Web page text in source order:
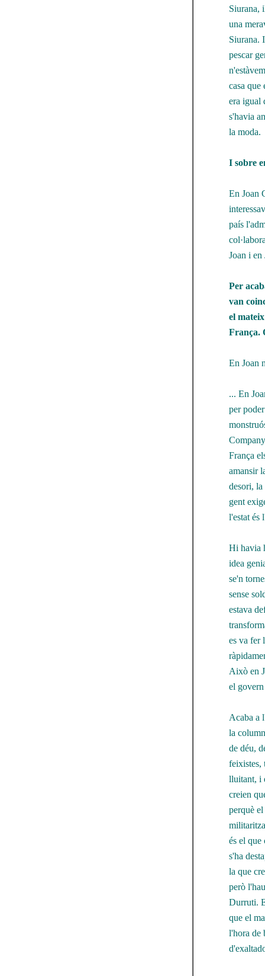
Siurana,
una
Siurana.
pescar
casa que
era igual
s'havia
la moda.
I sobre
En Joan
país
Joan i en
Per
van
el
França.
En Joan
... En
per
França
amansir
desori,
gent
l'estat és
Hi havia
idea
se'n
sense
estava
es va fer
Això en
el
Acaba a
la
de déu,
feixistes,
lluitant, i
creien
perquè
és el
s'ha
la que
però
Durruti.
que el
l'hora de